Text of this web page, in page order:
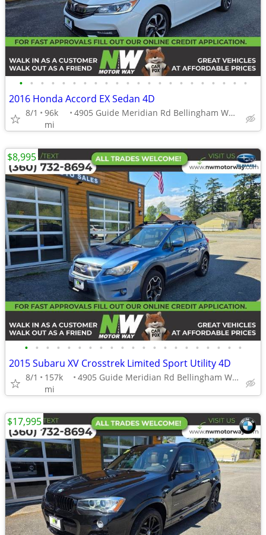
• • • • • • • • • • • • • • • • • • • • • •
2016 Honda Accord EX Sedan 4D
8/1
96k
mi
4905 Guide Meridian Rd Bellingham WA 98226
• • • • • • • • • • • • • • • • • • • • •
2015 Subaru XV Crosstrek Limited Sport Utility 4D
8/1
157k
mi
4905 Guide Meridian Rd Bellingham WA 98226
$8,995
$17,995